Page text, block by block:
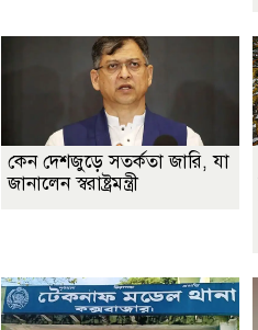
কেন দেশজুড়ে সতর্কতা জারি, যা
জানালেন স্বরাষ্ট্রমন্ত্রী